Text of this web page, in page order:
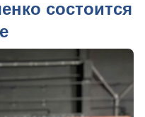
состоится